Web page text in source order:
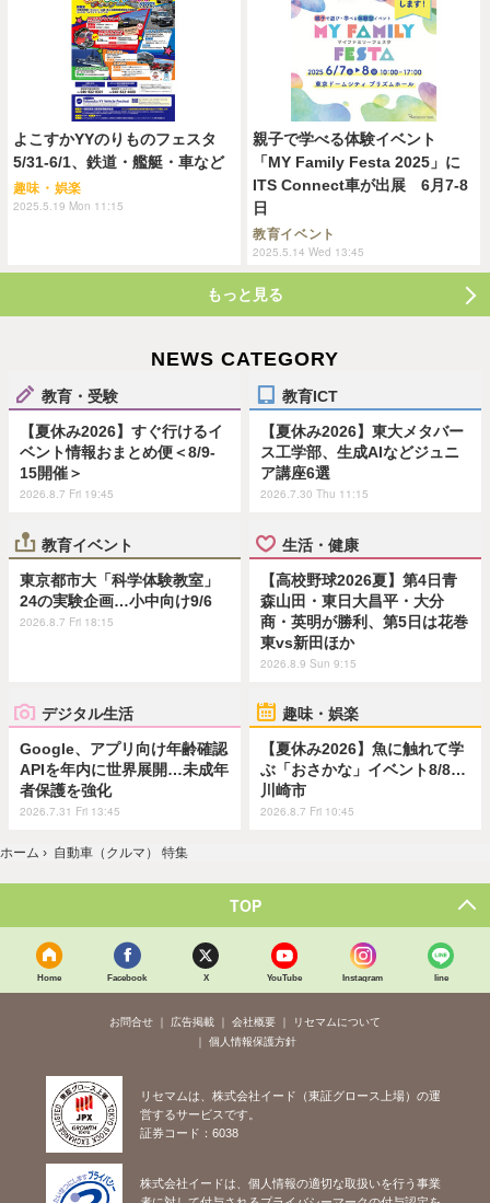
よこすかYYのりものフェスタ
5/31-6/1、鉄道・艦艇・車など
趣味・娯楽
2025.5.19 Mon 11:15
親子で学べる体験イベント
「MY Family Festa 2025」に
ITS Connect車が出展 6月7-8
日
教育イベント
2025.5.14 Wed 13:45
もっと見る
NEWS CATEGORY
教育・受験
【夏休み2026】すぐ行けるイ
ベント情報おまとめ便＜8/9-
15開催＞
2026.8.7 Fri 19:45
教育ICT
【夏休み2026】東大メタバー
ス工学部、生成AIなどジュニ
ア講座6選
2026.7.30 Thu 11:15
教育イベント
東京都市大「科学体験教室」
24の実験企画…小中向け9/6
2026.8.7 Fri 18:15
生活・健康
【高校野球2026夏】第4日青
森山田・東日大昌平・大分
商・英明が勝利、第5日は花巻
東vs新田ほか
2026.8.9 Sun 9:15
デジタル生活
Google、アプリ向け年齢確認
APIを年内に世界展開…未成年
者保護を強化
2026.7.31 Fri 13:45
趣味・娯楽
【夏休み2026】魚に触れて学
ぶ「おさかな」イベント8/8…
川崎市
2026.8.7 Fri 10:45
ホーム › 自動車（クルマ） 特集
TOP
Home Facebook X YouTube Instagram line
お問合せ 広告掲載 会社概要
リセマムについて
個人情報保護方針
リセマムは、株式会社イード（東証グロース上場）の運
営するサービスです。
証券コード：6038
株式会社イードは、個人情報の適切な取扱いを行う事業